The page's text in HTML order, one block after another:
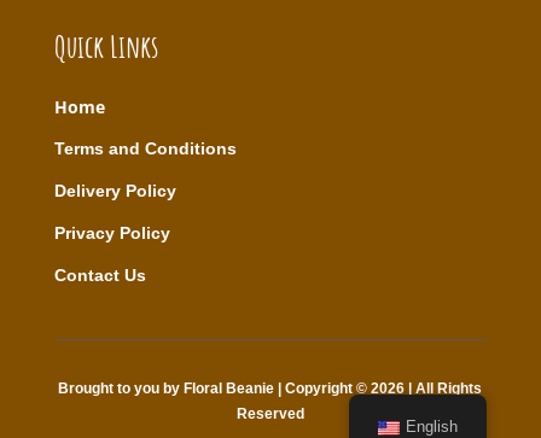
Quick Links
Home
Terms and Conditions
Delivery Policy
Privacy Policy
Contact Us
Brought to you by Floral Beanie | Copyright © 2026 | All Rights
Reserved
English